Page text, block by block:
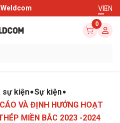
VIEN
0
sự kiện Sự kiện
VÀ ĐỊNH HƯỚNG HOẠT
MIỀN BẮC 2023 -2024